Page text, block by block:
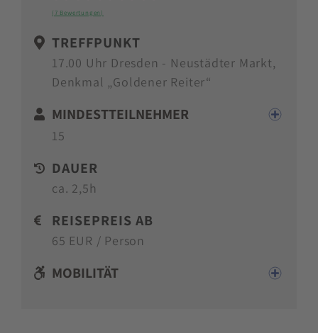
Sterne
(7 Bewertungen)
TREFFPUNKT
17.00 Uhr Dresden - Neustädter Markt,
Denkmal „Goldener Reiter“
MINDESTTEILNEHMER
15
DAUER
ca. 2,5h
REISEPREIS AB
65 EUR / Person
MOBILITÄT